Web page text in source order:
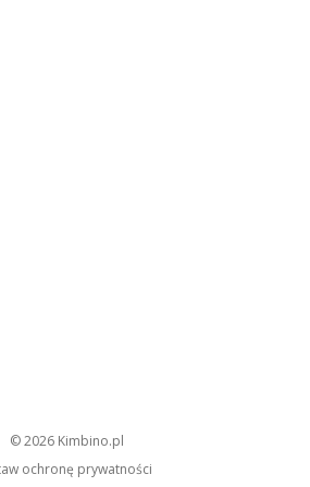
© 2026 kimbino.pl
ochronę prywatności